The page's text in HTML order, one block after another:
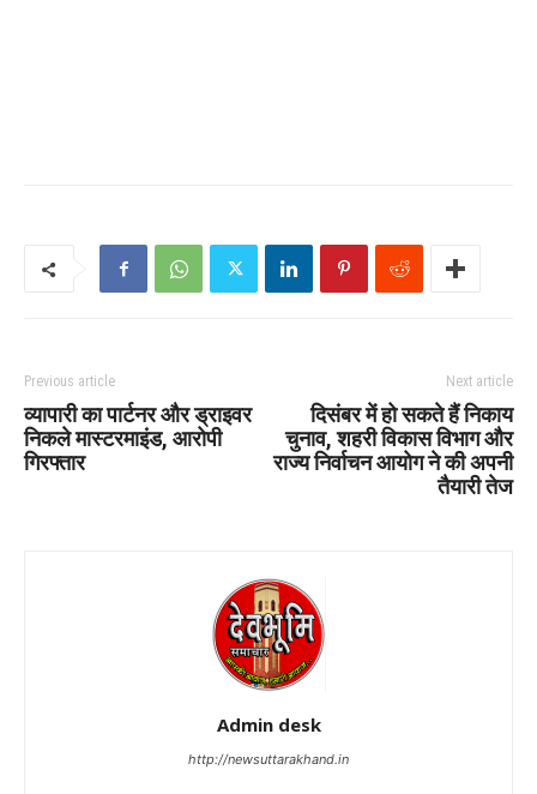
Previous article
व्यापारी का पार्टनर और ड्राइवर
निकले मास्टरमाइंड, आरोपी
गिरफ्तार
Next article
दिसंबर में हो सकते हैं निकाय
चुनाव, शहरी विकास विभाग और
राज्य निर्वाचन आयोग ने की अपनी
तैयारी तेज
Admin desk
http://newsuttarakhand.in